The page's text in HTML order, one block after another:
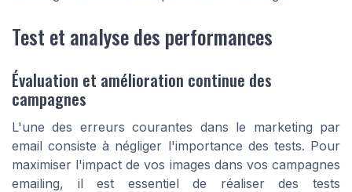
Test et analyse des performances
Évaluation et amélioration continue des
campagnes
L'une des erreurs courantes dans le marketing par
email consiste à négliger l'importance des tests. Pour
maximiser l'impact de vos images dans vos campagnes
emailing, il est essentiel de réaliser des tests